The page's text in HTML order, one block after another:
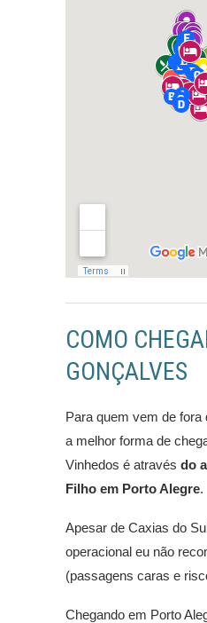
COMO
GONÇALVES
Para quem vem de fora
a melhor forma de
Vinhedos é através do
Filho em Porto Alegre.
Apesar de Caxias do
operacional eu não
(passagens caras e
Chegando em Porto